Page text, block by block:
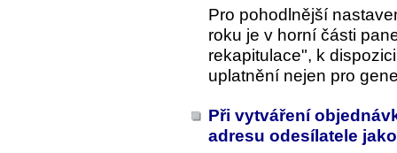
Pro pohodlnější
roku je v horní části
rekapitulace", k
uplatnění nejen pro
Při vytváření
adresu odesílatele